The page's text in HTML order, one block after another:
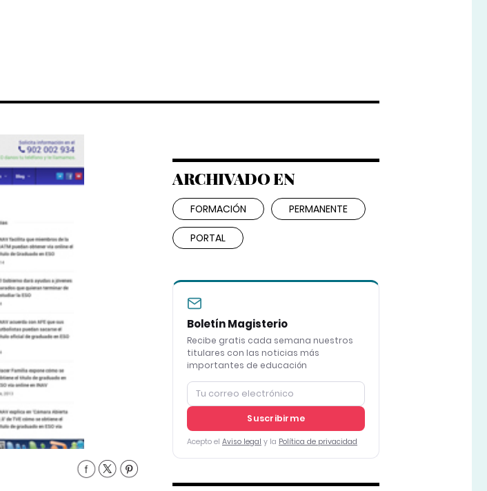
ARCHIVADO EN
FORMACIÓN PERMANENTE
PORTAL
Boletín Magisterio
Recibe gratis cada semana nuestros
titulares con las noticias más
importantes de educación
Suscribirme
Acepto el Aviso legal y la Política de privacidad